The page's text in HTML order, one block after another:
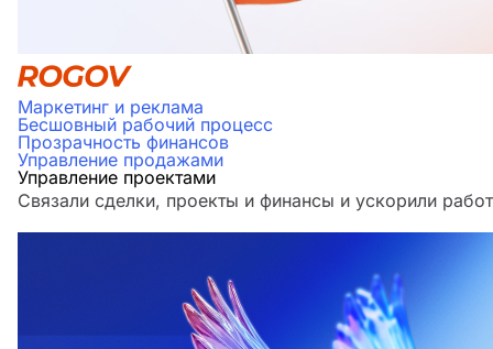
Маркетинг и реклама
Бесшовный рабочий процесс
Прозрачность финансов
Управление продажами
Управление проектами
Связали сделки, проекты и финансы и ускорили